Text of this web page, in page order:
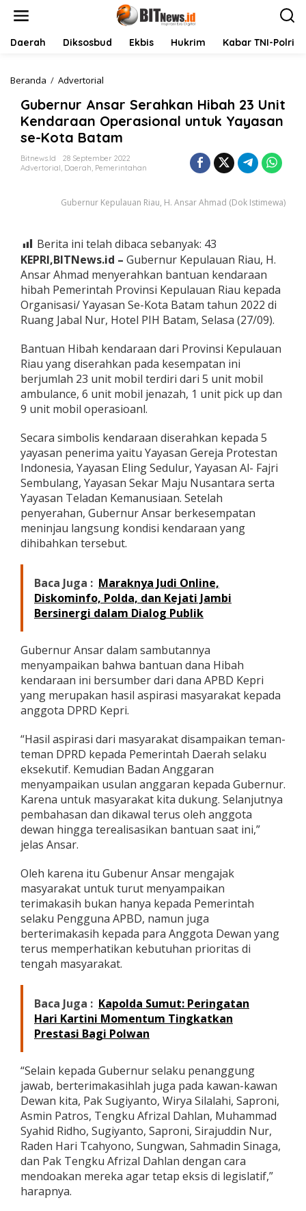
Daerah Diksosbud Ekbis Hukrim Kabar TNI-Polri
Beranda / Advertorial
b
e
r
n
u
r
s
S
e
r
a
h
k
n
i
b
a
h
2
3
n
i
K
e
n
d
a
r
a
O
p
e
r
s
o
n
a
l
t
u
k
Y
a
y
a
s
s
e
-
K
o
t
a
B
a
m
Gubernur Ansar Serahkan Hibah 23 Unit
Kendaraan Operasional untuk Yayasan
se-Kota Batam
Bitnews.id
28 September 2022
Advertorial, Daerah, Pemerintahan
Gubernur Kepulauan Riau, H. Ansar Ahmad (Dok Istimewa)
Berita ini telah dibaca sebanyak: 43
KEPRI,BITNews.id – Gubernur Kepulauan Riau, H.
Ansar Ahmad menyerahkan bantuan kendaraan
hibah Pemerintah Provinsi Kepulauan Riau kepada
Organisasi/ Yayasan Se-Kota Batam tahun 2022 di
Ruang Jabal Nur, Hotel PIH Batam, Selasa (27/09).
Bantuan Hibah kendaraan dari Provinsi Kepulauan
Riau yang diserahkan pada kesempatan ini
berjumlah 23 unit mobil terdiri dari 5 unit mobil
ambulance, 6 unit mobil jenazah, 1 unit pick up dan
9 unit mobil operasioanl.
Secara simbolis kendaraan diserahkan kepada 5
yayasan penerima yaitu Yayasan Gereja Protestan
Indonesia, Yayasan Eling Sedulur, Yayasan Al- Fajri
Sembulang, Yayasan Sekar Maju Nusantara serta
Yayasan Teladan Kemanusiaan. Setelah
penyerahan, Gubernur Ansar berkesempatan
meninjau langsung kondisi kendaraan yang
dihibahkan tersebut.
Baca Juga : Maraknya Judi Online,
Diskominfo, Polda, dan Kejati Jambi
Bersinergi dalam Dialog Publik
Gubernur Ansar dalam sambutannya
menyampaikan bahwa bantuan dana Hibah
kendaraan ini bersumber dari dana APBD Kepri
yang merupakan hasil aspirasi masyarakat kepada
anggota DPRD Kepri.
“Hasil aspirasi dari masyarakat disampaikan teman-
teman DPRD kepada Pemerintah Daerah selaku
eksekutif. Kemudian Badan Anggaran
menyampaikan usulan anggaran kepada Gubernur.
Karena untuk masyarakat kita dukung. Selanjutnya
pembahasan dan dikawal terus oleh anggota
dewan hingga terealisasikan bantuan saat ini,”
jelas Ansar.
Oleh karena itu Gubenur Ansar mengajak
masyarakat untuk turut menyampaikan
terimakasih bukan hanya kepada Pemerintah
selaku Pengguna APBD, namun juga
berterimakasih kepada para Anggota Dewan yang
terus memperhatikan kebutuhan prioritas di
tengah masyarakat.
Baca Juga : Kapolda Sumut: Peringatan
Hari Kartini Momentum Tingkatkan
Prestasi Bagi Polwan
“Selain kepada Gubernur selaku penanggung
jawab, berterimakasihlah juga pada kawan-kawan
Dewan kita, Pak Sugiyanto, Wirya Silalahi, Saproni,
Asmin Patros, Tengku Afrizal Dahlan, Muhammad
Syahid Ridho, Sugiyanto, Saproni, Sirajuddin Nur,
Raden Hari Tcahyono, Sungwan, Sahmadin Sinaga,
dan Pak Tengku Afrizal Dahlan dengan cara
mendoakan mereka agar tetap eksis di legislatif,”
harapnya.